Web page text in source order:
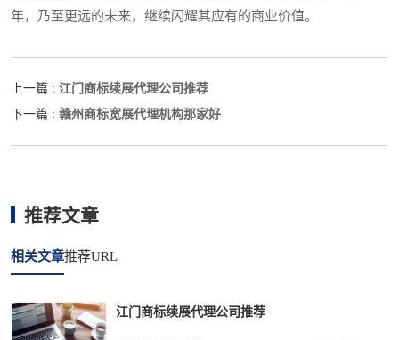
年，乃至更远的未来，继续闪耀其应有的商业价值。
上一篇 : 江门商标续展代理公司推荐
下一篇 : 赣州商标宽展代理机构那家好
推荐文章
相关文章推荐URL
江门商标续展代理公司推荐